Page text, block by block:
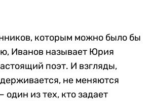
которым можно было бы
Иванов называет Юрия
поэт. И взгляды,
не меняются
один из тех, кто задает